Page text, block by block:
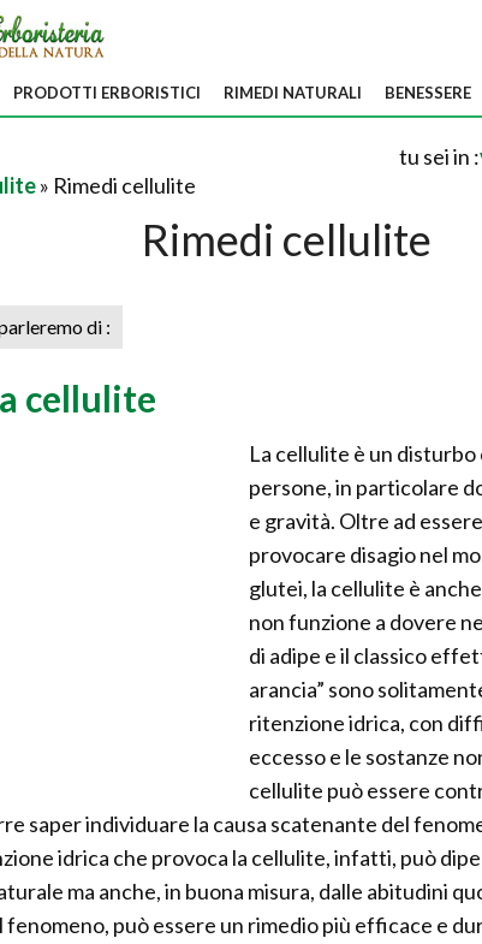
PRODOTTI ERBORISTICI RIMEDI NATURALI BENESSERE
tu sei in :
» Rimedi cellulite
Rimedi cellulite
di :
cellulite
La cellulite è un
persone, in particolare
e gravità. Oltre ad
provocare disagio nel
glutei, la cellulite è
non funzione a dovere
di adipe e il classico
arancia” sono
ritenzione idrica, con
eccesso e le sostanze
cellulite può essere
saper individuare la causa scatenante del
idrica che provoca la cellulite, infatti, può
ma anche, in buona misura, dalle abitudini
fenomeno, può essere un rimedio più efficace e